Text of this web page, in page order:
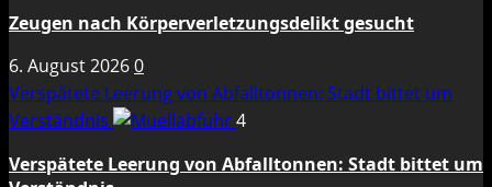
Zeugen nach Körperverletzungsdelikt gesucht
6. August 20260
Verspätete Leerung von Abfalltonnen: Stadt bittet um
Verständnis
4
Verspätete Leerung von Abfalltonnen: Stadt bittet um